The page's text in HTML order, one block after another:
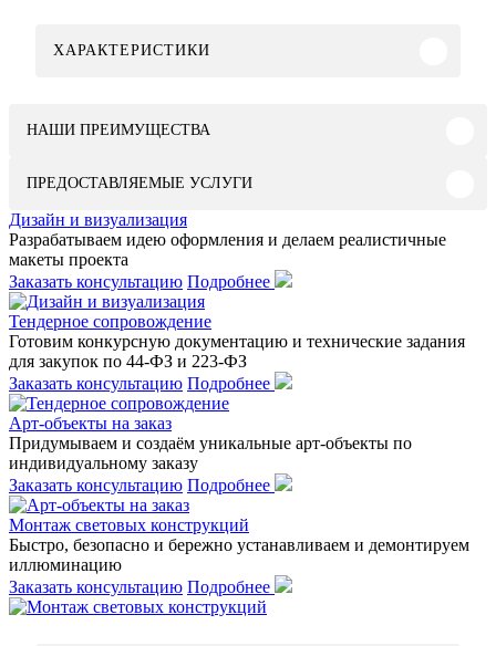
ХАРАКТЕРИСТИКИ
НАШИ ПРЕИМУЩЕСТВА
ПРЕДОСТАВЛЯЕМЫЕ УСЛУГИ
Дизайн и визуализация
Разрабатываем идею оформления и делаем реалистичные
макеты проекта
Заказать консультацию Подробнее
Тендерное сопровождение
Готовим конкурсную документацию и технические задания
для закупок по 44-ФЗ и 223-ФЗ
Заказать консультацию Подробнее
Арт-объекты на заказ
Придумываем и создаём уникальные арт-объекты по
индивидуальному заказу
Заказать консультацию Подробнее
Монтаж световых конструкций
Быстро, безопасно и бережно устанавливаем и демонтируем
иллюминацию
Заказать консультацию Подробнее